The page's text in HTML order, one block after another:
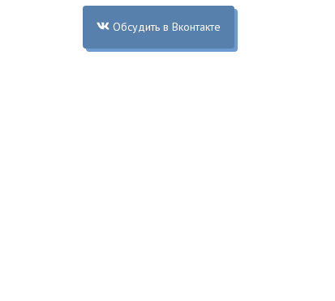
Обсудить в Вконтакте